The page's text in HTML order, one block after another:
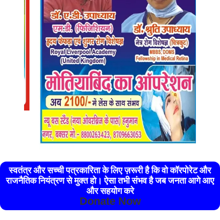
स्वतंत्र और सच्ची पत्रकारिता के लिए ज़रूरी है कि वो कॉरपोरेट और
राजनैतिक नियंत्रण से मुक्त हो। ऐसा तभी संभव है जब जनता आगे आए
और सहयोग करे
Donate Now